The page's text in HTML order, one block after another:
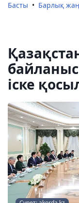
Басты Барлық
іске